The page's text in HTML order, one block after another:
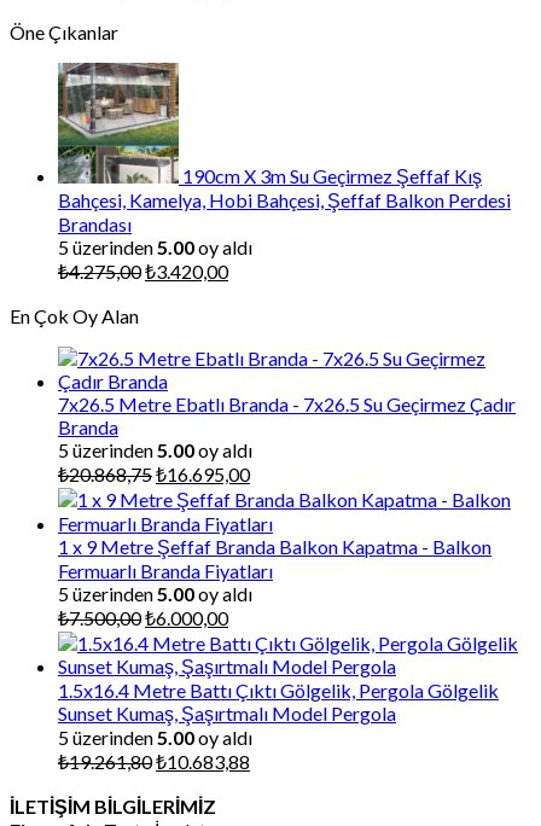
Öne Çıkanlar
190cm X 3m Su Geçirmez Şeffaf Kış
Bahçesi, Kamelya, Hobi Bahçesi, Şeffaf Balkon Perdesi
Brandası
5 üzerinden5.00oy aldı
₺4.275,00Orijinal
₺3.420,00Şu
En Çok Oy Alan
7x26.5 Metre Ebatlı Branda - 7x26.5 Su Geçirmez Çadır
Branda
5 üzerinden5.00oy aldı
₺20.868,75Orijinal
fiyat:
₺20.868,75.
₺16.695,00Şu
andaki
fiyat:
₺16.695,00.
1 x 9 Metre Şeffaf Branda Balkon Kapatma - Balkon
Fermuarlı Branda Fiyatları
5 üzerinden5.00oy aldı
₺7.500,00Orijinal
fiyat:
₺7.500,00.
₺6.000,00Şu
andaki
fiyat:
₺6.000,00.
1.5x16.4 Metre Battı Çıktı Gölgelik, Pergola Gölgelik
Sunset Kumaş, Şaşırtmalı Model Pergola
5 üzerinden5.00oy aldı
₺19.261,80Orijinal
₺19.261,80.
₺10.683,88
İLETİŞİM BİLGİLERİMİZ